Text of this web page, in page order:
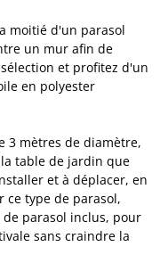
moitié d'un parasol
un mur afin de
et profitez d'un
en polyester
3 mètres de diamètre,
table de jardin que
et à déplacer, en
ce type de parasol,
de parasol inclus, pour
sans craindre la